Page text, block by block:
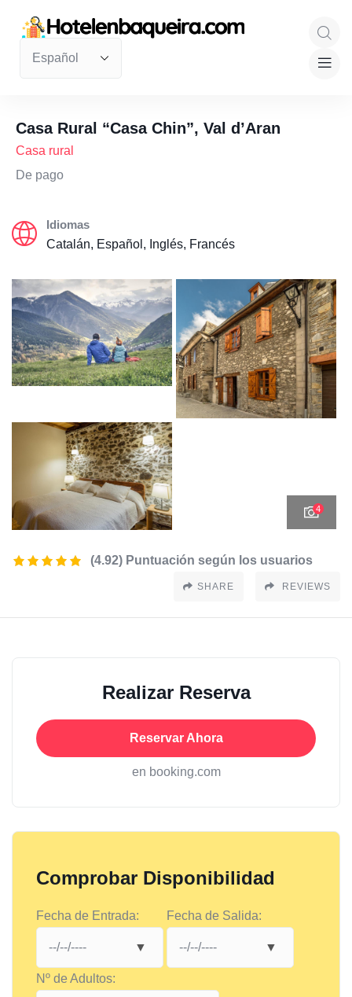
Casa Rural “Casa Chin”, Val d’Aran
Casa rural
De pago
Idiomas
Catalán, Español, Inglés, Francés
4
(4.92) Puntuación según los usuarios
SHARE REVIEWS
Realizar Reserva
Reservar Ahora
en booking.com
Comprobar Disponibilidad
Fecha de Entrada: Fecha de Salida:
Nº de Adultos: